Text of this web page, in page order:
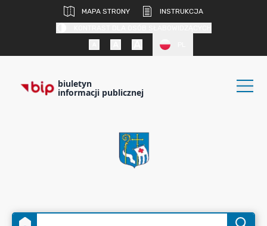
MAPA STRONY
INSTRUKCJA
biuletyn
informacji publicznej